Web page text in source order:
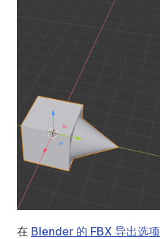
在 Blender 的 FBX 导出选项